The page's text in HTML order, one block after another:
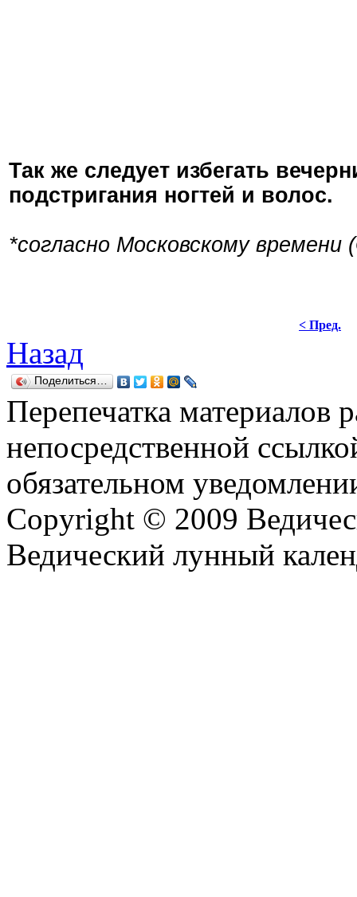
Так же следует избегать
подстригания ногтей и волос.
*согласно Московскому времени
< Пред.
Назад
Поделиться…
Перепечатка материалов
непосредственной
обязательном
Copyright © 2009
Ведический лунный